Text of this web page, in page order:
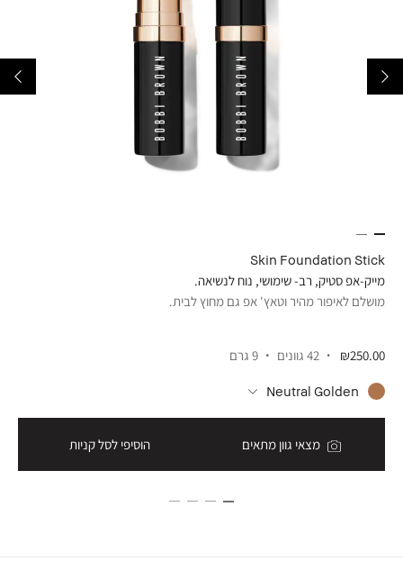
Skin Foundation Stick
מייק-אפ סטיק, רב- שימושי, נוח לנשיאה.
מושלם לאיפור מהיר וטאץ' אפ גם מחוץ לבית.
₪250.00 42 גוונים 9 גרם
Neutral Golden
מצאי גוון מתאים הוסיפי לסל קניות